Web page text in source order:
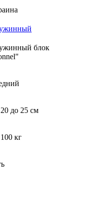
блок
до 25 см
кг